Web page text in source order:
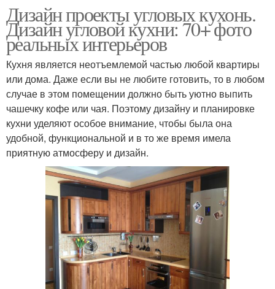
Дизайн проекты угловых кухонь.
Дизайн угловой кухни: 70+ фото
реальных интерьеров
Кухня является неотъемлемой частью любой квартиры
или дома. Даже если вы не любите готовить, то в любом
случае в этом помещении должно быть уютно выпить
чашечку кофе или чая. Поэтому дизайну и планировке
кухни уделяют особое внимание, чтобы была она
удобной, функциональной и в то же время имела
приятную атмосферу и дизайн.